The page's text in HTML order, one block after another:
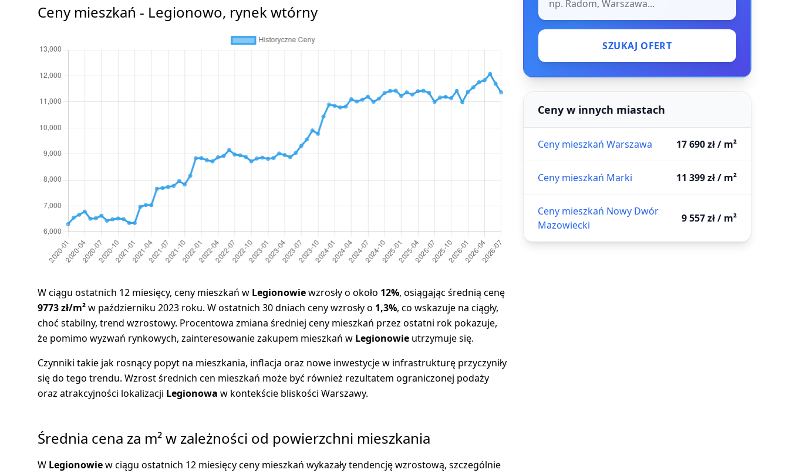
Ceny mieszkań - Legionowo, rynek wtórny
W ciągu ostatnich 12 miesięcy, ceny mieszkań w Legionowiewzrosły o około 12%, osiągając średnią cenę
9773 zł/m²w październiku 2023 roku. W ostatnich 30 dniach ceny wzrosły o 1,3%, co wskazuje na ciągły,
choć stabilny, trend wzrostowy. Procentowa zmiana średniej ceny mieszkań przez ostatni rok pokazuje,
że pomimo wyzwań rynkowych, zainteresowanie zakupem mieszkań w Legionowie utrzymuje się.
Czynniki takie jak rosnący popyt na mieszkania, inflacja oraz nowe inwestycje w infrastrukturę przyczyniły
się do tego trendu. Wzrost średnich cen mieszkań może być również rezultatem ograniczonej podaży
oraz atrakcyjności lokalizacji Legionowa w kontekście bliskości Warszawy.
Średnia cena za m² w zależności od powierzchni mieszkania
W Legionowiew ciągu ostatnich 12 miesięcy ceny mieszkań wykazały tendencję wzrostową, szczególnie
SZUKAJ OFERT
Ceny w innych miastach
Ceny mieszkań Warszawa 17 690 zł / m²
Ceny mieszkań Marki 11 399 zł / m²
Ceny mieszkań Nowy Dwór
Mazowiecki
9 557 zł / m²